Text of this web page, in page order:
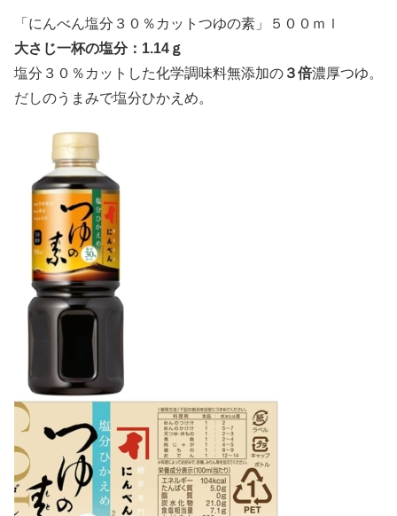
「にんべん塩分３０％カットつゆの素」５００ｍｌ
大さじ一杯の塩分：1.14ｇ
塩分３０％カットした化学調味料無添加の ３倍濃厚つゆ。
だしのうまみで塩分ひかえめ。